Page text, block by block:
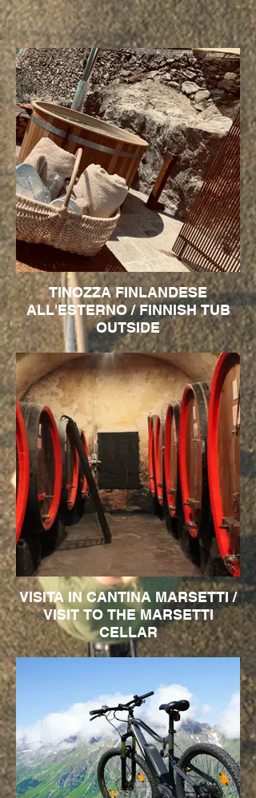
TINOZZA FINLANDESE
ALL'ESTERNO / FINNISH TUB
OUTSIDE
VISITA IN CANTINA MARSETTI /
VISIT TO THE MARSETTI
CELLAR